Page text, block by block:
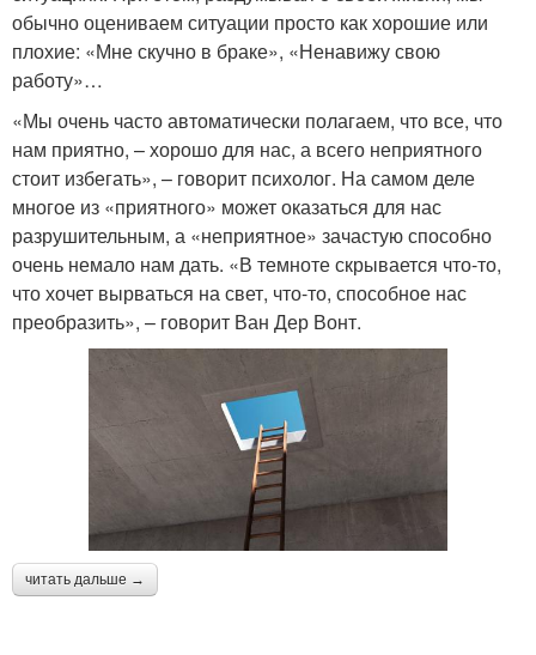
обычно оцениваем ситуации просто как хорошие или
плохие: «Мне скучно в браке», «Ненавижу свою
работу»…
«Мы очень часто автоматически полагаем, что все, что
нам приятно, – хорошо для нас, а всего неприятного
стоит избегать», – говорит психолог. На самом деле
многое из «приятного» может оказаться для нас
разрушительным, а «неприятное» зачастую способно
очень немало нам дать. «В темноте скрывается что-то,
что хочет вырваться на свет, что-то, способное нас
преобразить», – говорит Ван Дер Вонт.
читать дальше →